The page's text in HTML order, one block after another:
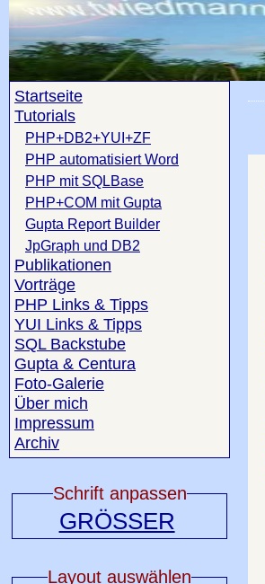
Startseite
Tutorials
PHP+DB2+YUI+ZF
PHP automatisiert Word
PHP mit SQLBase
PHP+COM mit Gupta
Gupta Report Builder
JpGraph und DB2
Publikationen
Vorträge
PHP Links & Tipps
YUI Links & Tipps
SQL Backstube
Gupta & Centura
Foto-Galerie
Über mich
Impressum
Archiv
Schrift anpassen
GRÖSSER
Layout auswählen